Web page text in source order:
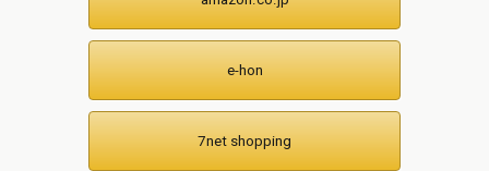
e-hon
7net shopping